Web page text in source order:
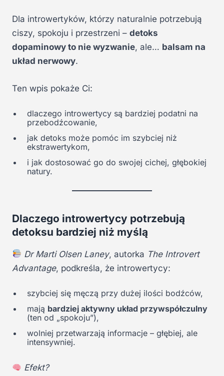
Dla introwertyków, którzy naturalnie potrzebują
ciszy, spokoju i przestrzeni – detoks
dopaminowy to nie wyzwanie, ale… balsam na
układ nerwowy.
Ten wpis pokaże Ci:
dlaczego introwertycy są bardziej podatni na
przebodźcowanie,
jak detoks może pomóc im szybciej niż
ekstrawertykom,
i jak dostosować go do swojej cichej, głębokiej
natury.
Dlaczego introwertycy potrzebują
detoksu bardziej niż myślą
Dr Marti Olsen Laney, autorka The Introvert
Advantage, podkreśla, że introwertycy:
szybciej się męczą przy dużej ilości bodźców,
mają bardziej aktywny układ przywspółczulny
(ten od „spokoju”),
wolniej przetwarzają informacje – głębiej, ale
intensywniej.
Efekt?